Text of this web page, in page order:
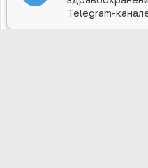
Telegram-